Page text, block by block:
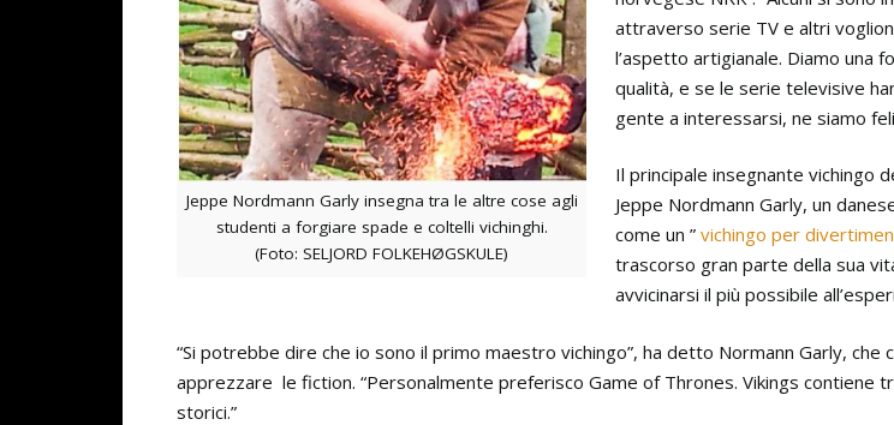
Jeppe Nordmann Garly insegna tra le altre cose agli
studenti a forgiare spade e coltelli vichinghi.
(Foto: SELJORD FOLKEHØGSKULE)
attraverso serie TV e altri
l’aspetto artigianale. Diamo una
qualità, e se le serie televisive
gente a interessarsi, ne siamo
Il principale insegnante vichingo
Jeppe Nordmann Garly, un
come un ” vichingo per
trascorso gran parte della sua
avvicinarsi il più possibile
“Si potrebbe dire che io sono il primo maestro vichingo”, ha detto Normann Garly, che
apprezzare le fiction. “Personalmente preferisco Game of Thrones. Vikings contiene
storici.”